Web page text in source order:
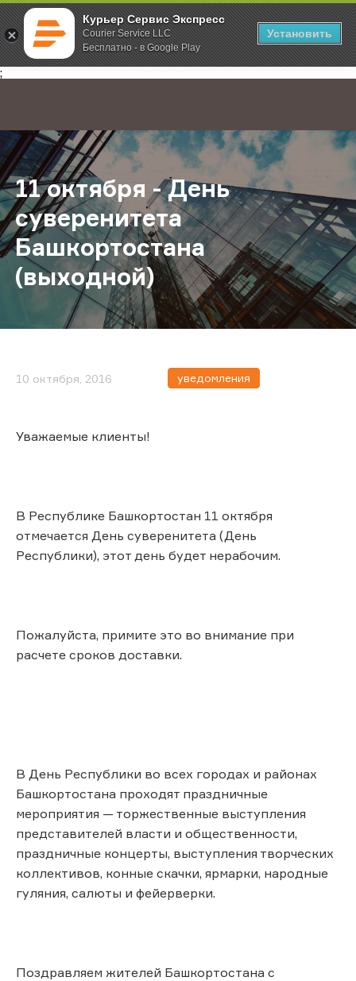
Курьер Сервис Экспресс
Courier Service LLC
Бесплатно - в Google Play
Установить
;
Главная О компании Новости 11 октября - День суверенитета
11 октября - День
суверенитета
Башкортостана
(выходной)
10 октября, 2016 уведомления
Уважаемые клиенты!
В Республике Башкортостан 11 октября
отмечается День суверенитета (День
Республики), этот день будет нерабочим.
Пожалуйста, примите это во внимание при
расчете сроков доставки.
В День Республики во всех городах и районах
Башкортостана проходят праздничные
мероприятия — торжественные выступления
представителей власти и общественности,
праздничные концерты, выступления творческих
коллективов, конные скачки, ярмарки, народные
гуляния, салюты и фейерверки.
Поздравляем жителей Башкортостана с